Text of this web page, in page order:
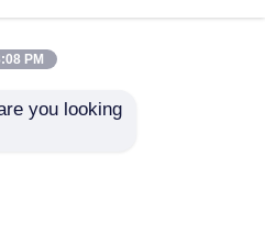
PM
you looking